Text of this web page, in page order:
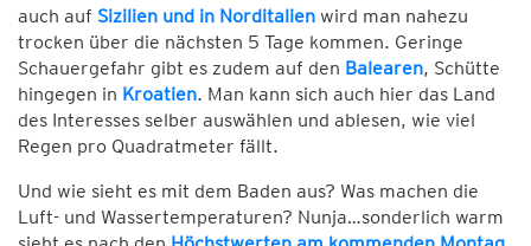
auch auf Sizilien und in Norditalien wird man nahezu
trocken über die nächsten 5 Tage kommen. Geringe
Schauergefahr gibt es zudem auf den Balearen, Schütte
hingegen in Kroatien. Man kann sich auch hier das Land
des Interesses selber auswählen und ablesen, wie viel
Regen pro Quadratmeter fällt.
Und wie sieht es mit dem Baden aus? Was machen die
Luft- und Wassertemperaturen? Nunja…sonderlich warm